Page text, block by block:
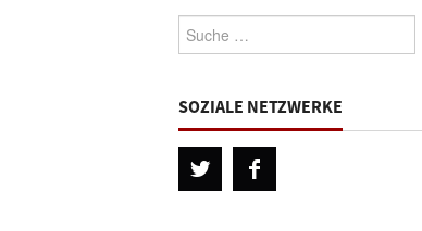
Suche:
SOZIALE NETZWERKE